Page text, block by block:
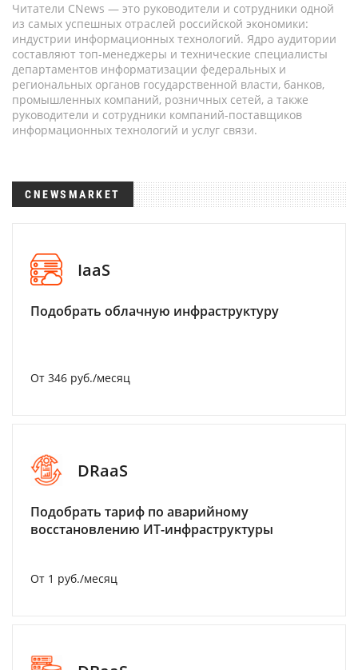
Читатели CNews — это руководители и сотрудники одной
из самых успешных отраслей российской экономики:
индустрии информационных технологий. Ядро аудитории
составляют топ-менеджеры и технические специалисты
департаментов информатизации федеральных и
региональных органов государственной власти, банков,
промышленных компаний, розничных сетей, а также
руководители и сотрудники компаний-поставщиков
информационных технологий и услуг связи.
CNEWSMARKET
IaaS
Подобрать облачную инфраструктуру
От 346 руб./месяц
DRaaS
Подобрать тариф по аварийному
восстановлению ИТ-инфраструктуры
От 1 руб./месяц